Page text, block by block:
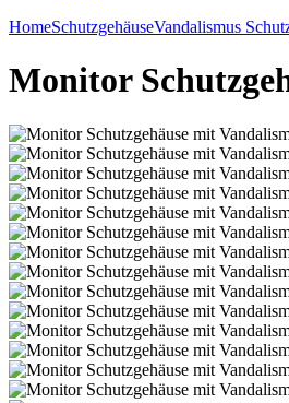
HomeSchutzgehäuseVandalismus
Monitor